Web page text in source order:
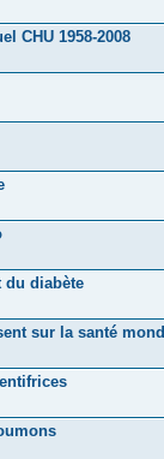
CHU 1958-2008
du diabète
sur la santé